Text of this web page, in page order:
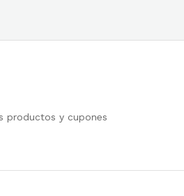
productos y cupones